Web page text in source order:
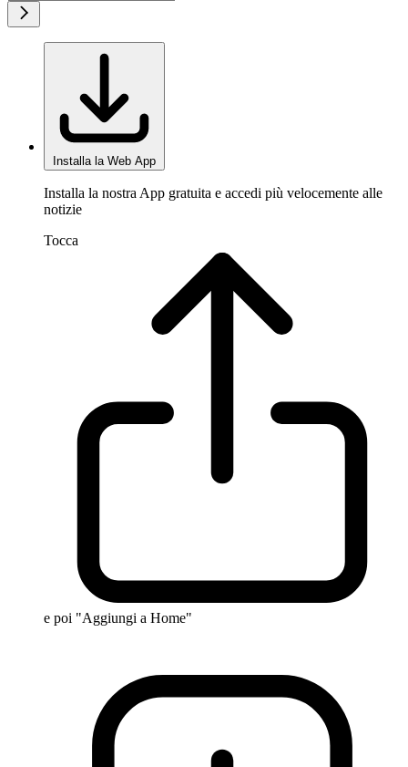
Installa la Web App
Installa la nostra App gratuita e accedi più velocemente alle
notizie
Tocca
e poi "Aggiungi a Home"